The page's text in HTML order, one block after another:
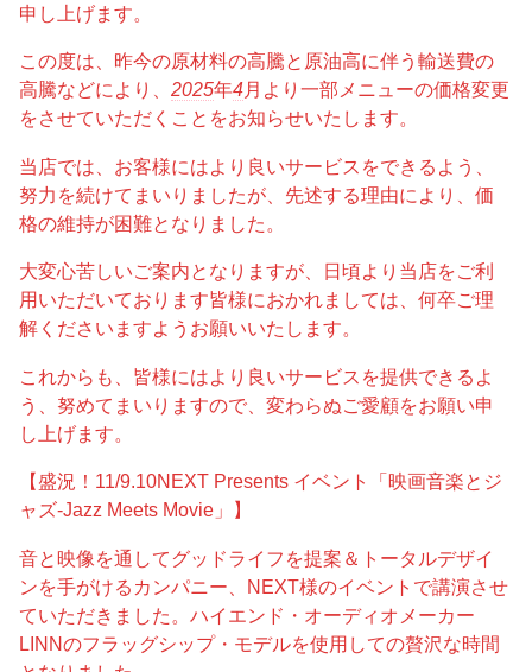
申し上げます。
この度は、昨今の原材料の高騰と原油高に伴う輸送費の
高騰などにより、2025年4月より一部メニューの価格変更
をさせていただくことをお知らせいたします。
当店では、お客様にはより良いサービスをできるよう、
努力を続けてまいりましたが、先述する理由により、価
格の維持が困難となりました。
大変心苦しいご案内となりますが、日頃より当店をご利
用いただいております皆様におかれましては、何卒ご理
解くださいますようお願いいたします。
これからも、皆様にはより良いサービスを提供できるよ
う、努めてまいりますので、変わらぬご愛顧をお願い申
し上げます。
【盛況！11/9.10NEXT Presents イベント「映画音楽とジ
ャズ-Jazz Meets Movie」】
音と映像を通してグッドライフを提案＆トータルデザイ
ンを手がけるカンパニー、NEXT様のイベントで講演させ
ていただきました。ハイエンド・オーディオメーカー
LINNのフラッグシップ・モデルを使用しての贅沢な時間